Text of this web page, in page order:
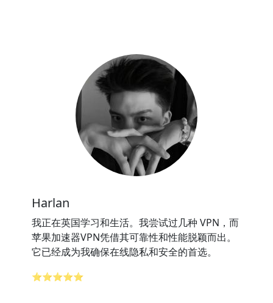
Harlan
我正在英国学习和生活。我尝试过几种 VPN，而
苹果加速器VPN凭借其可靠性和性能脱颖而出。
它已经成为我确保在线隐私和安全的首选。
⭐⭐⭐⭐⭐